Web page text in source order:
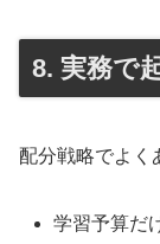
8. 実務で
配分戦略でよく
学習予算だ